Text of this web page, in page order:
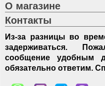
О магазине
Контакты
Из-за разницы во
задерживаться.
сообщение
обязательно ответим.